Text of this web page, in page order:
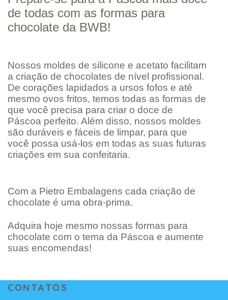
de todas com as formas para
chocolate da BWB!
Nossos moldes de silicone e acetato facilitam
a criação de chocolates de nível profissional.
De corações lapidados a ursos fofos e até
mesmo ovos fritos, temos todas as formas de
que você precisa para criar o doce de
Páscoa perfeito. Além disso, nossos moldes
são duráveis e fáceis de limpar, para que
você possa usá-los em todas as suas futuras
criações em sua confeitaria.
Com a Pietro Embalagens cada criação de
chocolate é uma obra-prima.
Adquira hoje mesmo nossas formas para
chocolate com o tema da Páscoa e aumente
suas encomendas!
CONTATOS